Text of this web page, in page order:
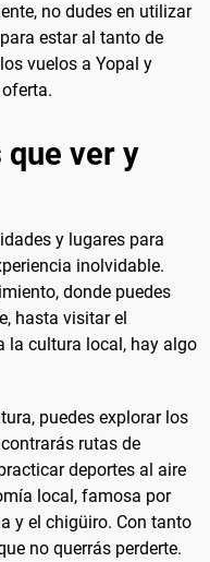
no dudes en utilizar
estar al tanto de
vuelos a Yopal y
ver y
y lugares para
inolvidable.
donde puedes
hasta visitar el
la cultura local, hay algo
puedes explorar los
rutas de
deportes al aire
local, famosa por
y el chigüiro. Con tanto
no querrás perderte.